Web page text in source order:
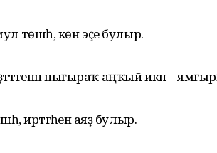
төшһә, көн эҫе булыр.
нығыраҡ аңҡый икән –
иртәгәһенә аяҙ булыр.